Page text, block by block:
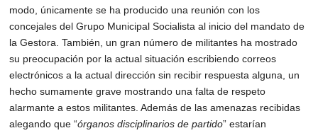
modo, únicamente se ha producido una reunión con los
concejales del Grupo Municipal Socialista al inicio del mandato de
la Gestora. También, un gran número de militantes ha mostrado
su preocupación por la actual situación escribiendo correos
electrónicos a la actual dirección sin recibir respuesta alguna, un
hecho sumamente grave mostrando una falta de respeto
alarmante a estos militantes. Además de las amenazas recibidas
alegando que “órganos disciplinarios de partido” estarían